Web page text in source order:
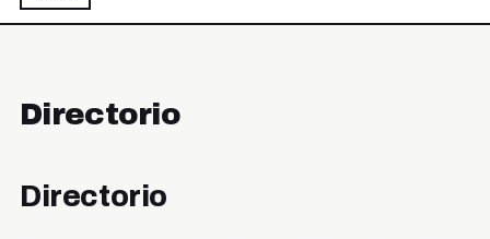
Directorio
Directorio